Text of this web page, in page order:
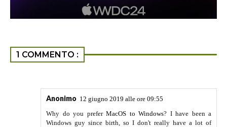
1 COMMENTO :
Anonimo 12 giugno 2019 alle ore 09:55
Why do you prefer MacOS to Windows? I have been a
Windows guy since birth, so I don't really have a lot of